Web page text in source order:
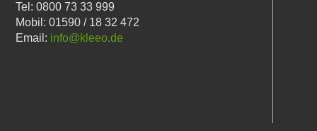
Tel: 0800 73 33 999
Mobil: 01590 / 18 32 472
Email: info@kleeo.de